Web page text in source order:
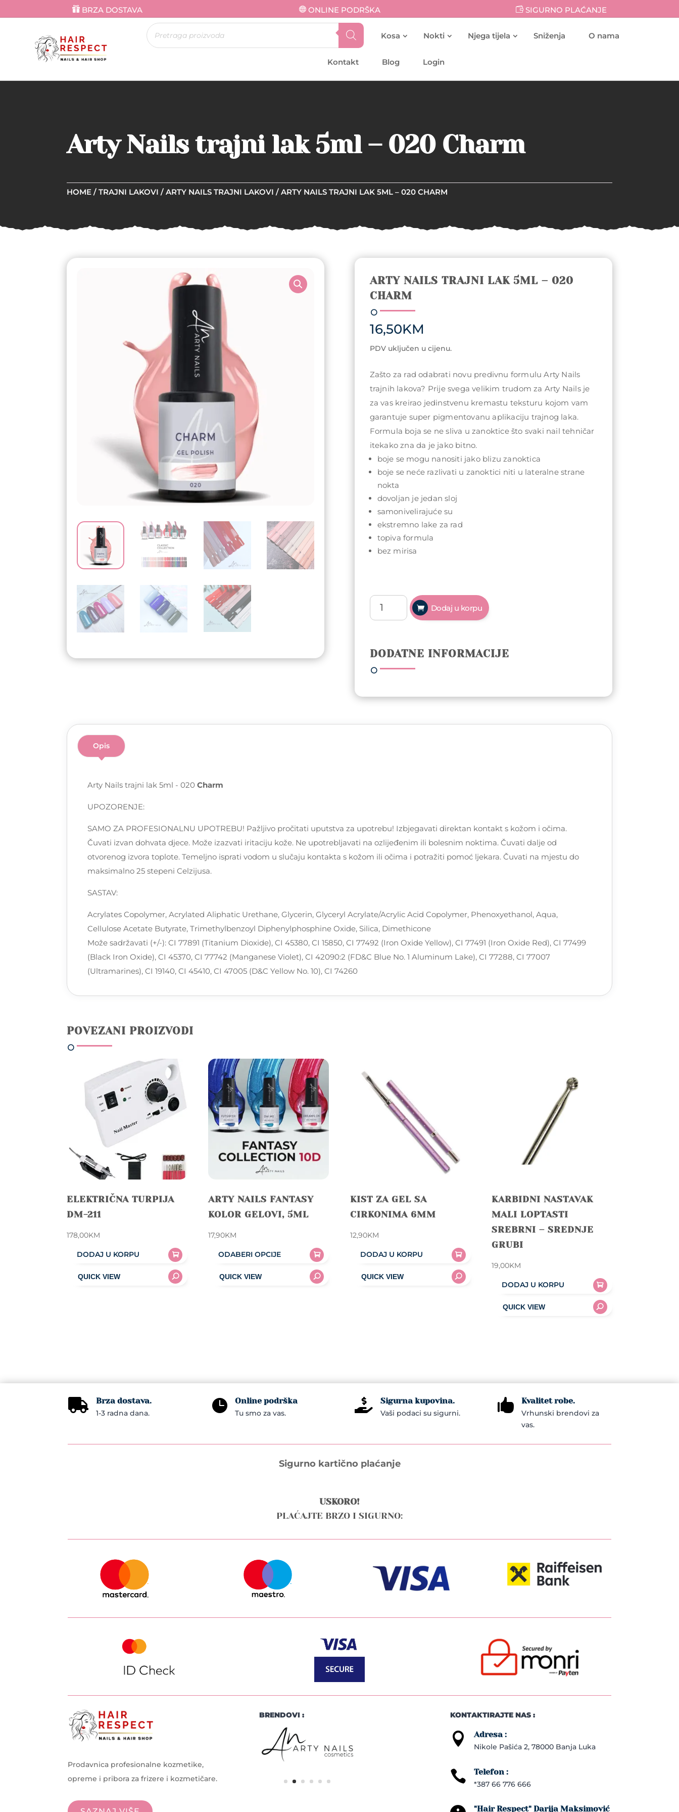
BRZA DOSTAVA ONLINE PODRŠKA SIGURNO PLAĆANJE
Products
search Kosa Nokti Njega tijela Sniženja O nama
Kontakt Blog Login
Arty Nails trajni lak 5ml – 020 Charm
HOME / TRAJNI LAKOVI / ARTY NAILS TRAJNI LAKOVI / ARTY NAILS TRAJNI LAK 5ML – 020 CHARM
ARTY NAILS TRAJNI LAK 5ML – 020
CHARM
16,50KM
PDV uključen u cijenu.
Zašto za rad odabrati novu predivnu formulu Arty Nails
trajnih lakova? Prije svega velikim trudom za Arty Nails je
za vas kreirao jedinstvenu kremastu teksturu kojom vam
garantuje super pigmentovanu aplikaciju trajnog laka.
Formula boja se ne sliva u zanoktice što svaki nail tehničar
itekako zna da je jako bitno.
boje se mogu nanositi jako blizu zanoktica
boje se neće razlivati u zanoktici niti u lateralne strane
nokta
dovoljan je jedan sloj
samonivelirajuće su
ekstremno lake za rad
topiva formula
bez mirisa
Arty
Nails
trajni
-
020
Dodaj u korpu
DODATNE INFORMACIJE
Opis
Arty Nails trajni lak 5ml - 020 Charm
UPOZORENJE:
SAMO ZA PROFESIONALNU UPOTREBU! Pažljivo pročitati uputstva za upotrebu! Izbjegavati direktan kontakt s kožom i očima.
Čuvati izvan dohvata djece. Može izazvati iritaciju kože. Ne upotrebljavati na ozlijeđenim ili bolesnim noktima. Čuvati dalje od
otvorenog izvora toplote. Temeljno isprati vodom u slučaju kontakta s kožom ili očima i potražiti pomoć ljekara. Čuvati na mjestu do
maksimalno 25 stepeni Celzijusa.
SASTAV:
Acrylates Copolymer, Acrylated Aliphatic Urethane, Glycerin, Glyceryl Acrylate/Acrylic Acid Copolymer, Phenoxyethanol, Aqua,
Cellulose Acetate Butyrate, Trimethylbenzoyl Diphenylphosphine Oxide, Silica, Dimethicone
Može sadržavati (+/-): CI 77891 (Titanium Dioxide), CI 45380, CI 15850, CI 77492 (Iron Oxide Yellow), CI 77491 (Iron Oxide Red), CI 77499
(Black Iron Oxide), CI 45370, CI 77742 (Manganese Violet), CI 42090:2 (FD&C Blue No. 1 Aluminum Lake), CI 77288, CI 77007
(Ultramarines), CI 19140, CI 45410, CI 47005 (D&C Yellow No. 10), CI 74260
POVEZANI PROIZVODI
ELEKTRIČNA TURPIJA
DM-211
178,00KM
DODAJ U KORPU
ARTY NAILS FANTASY
KOLOR GELOVI, 5ML
17,90KM
ODABERI OPCIJE
product
on
the
KIST ZA GEL SA
CIRKONIMA 6MM
12,90KM
DODAJ U KORPU
KARBIDNI NASTAVAK
MALI LOPTASTI
SREBRNI – SREDNJE
GRUBI
19,00KM
DODAJ U KORPU
 Brza dostava.
1-3 radna dana.  Online podrška
Tu smo za vas.  Sigurna kupovina.
Vaši podaci su sigurni.  Kvalitet robe.
Vrhunski brendovi za
vas.
Sigurno kartično plaćanje
USKORO!
PLAĆAJTE BRZO I SIGURNO:
Prodavnica profesionalne kozmetike,
opreme i pribora za frizere i kozmetičare.
BRENDOVI : KONTAKTIRAJTE NAS :
 Adresa :
Nikole Pašića 2, 78000 Banja Luka
 Telefon :
*387 66 776 666
"Hair Respect" Darija Maksimović